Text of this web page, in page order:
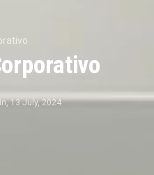
,13 July, 2024